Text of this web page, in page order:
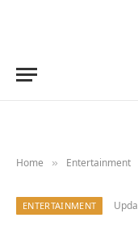
Home » Entertainment
ENTERTAINMENT